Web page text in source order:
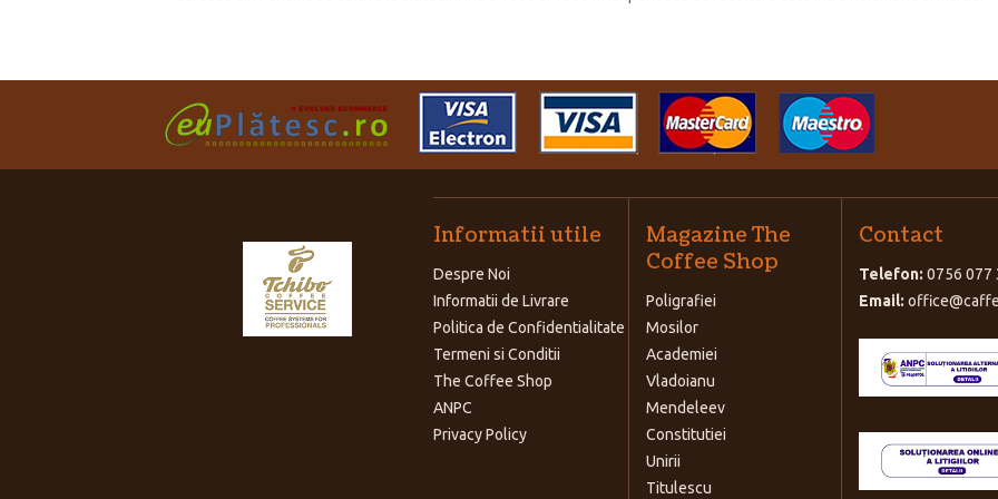
Informatii utile
Despre Noi
Informatii de Livrare
Politica de Confidentialitate
Termeni si Conditii
The Coffee Shop
ANPC
Privacy Policy
Magazine The
Coffee Shop
Poligrafiei
Mosilor
Academiei
Vladoianu
Mendeleev
Constitutiei
Unirii
Titulescu
Contact
Telefon: 0756 077
Email: